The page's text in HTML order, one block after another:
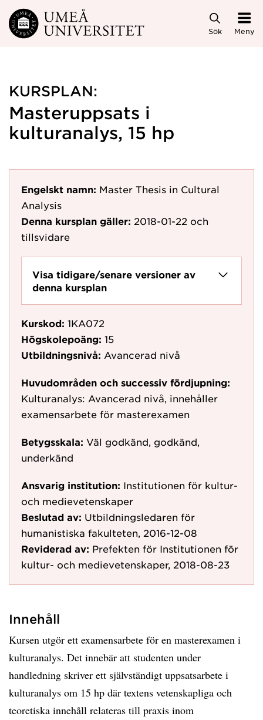
Hoppa direkt till innehållet
Sök Meny
KURSPLAN:
Masteruppsats i
kulturanalys, 15 hp
Engelskt namn: Master Thesis in Cultural
Analysis
Denna kursplan gäller: 2018-01-22 och
tillsvidare
Visa tidigare/senare versioner av
denna kursplan
Kurskod: 1KA072
Högskolepoäng: 15
Utbildningsnivå: Avancerad nivå
Huvudområden och successiv fördjupning:
Kulturanalys: Avancerad nivå, innehåller
examensarbete för masterexamen
Betygsskala: Väl godkänd, godkänd,
underkänd
Ansvarig institution: Institutionen för kultur-
och medievetenskaper
Beslutad av: Utbildningsledaren för
humanistiska fakulteten, 2016-12-08
Reviderad av: Prefekten för Institutionen för
kultur- och medievetenskaper, 2018-08-23
Innehåll
Kursen utgör ett examensarbete för en masterexamen i
kulturanalys. Det innebär att studenten under
handledning skriver ett självständigt uppsatsarbete i
kulturanalys om 15 hp där textens vetenskapliga och
teoretiska innehåll relateras till praxis inom